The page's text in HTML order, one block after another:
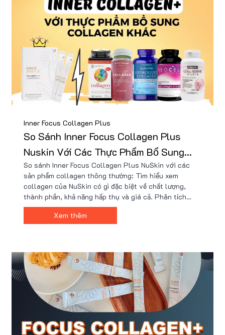
Inner Focus Collagen Plus
So Sánh Inner Focus Collagen Plus
Nuskin Với Các Thực Phẩm Bổ Sung
Collagen Khác
So sánh Inner Focus Collagen Plus NuSkin với các
sản phẩm collagen thông thường: Tìm hiểu xem
collagen của NuSkin có gì đặc biệt về chất lượng,
thành phần, khả năng hấp thụ và giá cả. Phân tích
điểm mạnh của Inner Focus Collagen Plus, xem tại
sao đây là sự lựa chọn sáng suốt cho làn da của bạn.
Xem thêm